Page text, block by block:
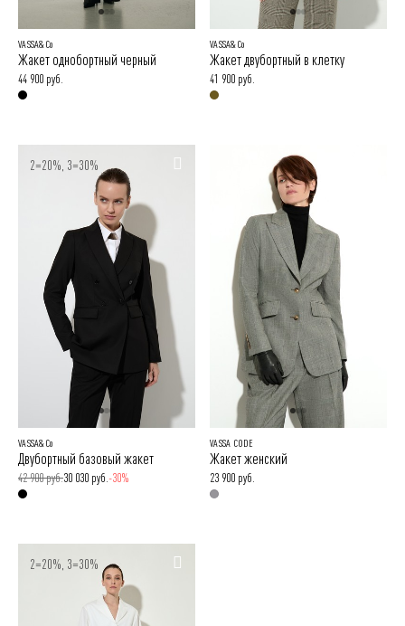
VASSA&Co
Жакет однобортный черный
44 900 руб.
VASSA&Co
Жакет двубортный в клетку
41 900 руб.
2=20%, 3=30%
VASSA&Co
Двубортный базовый жакет
42 900 руб.30 030 руб. -30%
VASSA CODE
Жакет женский
23 900 руб.
2=20%, 3=30%